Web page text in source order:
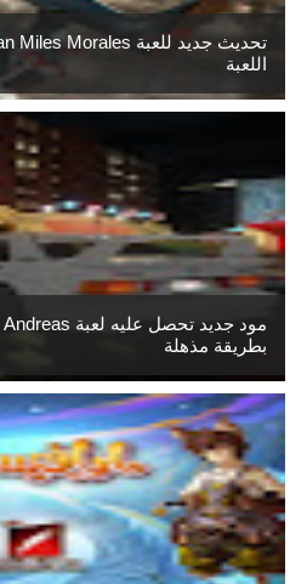
اللعبة
بطريقة مذهلة